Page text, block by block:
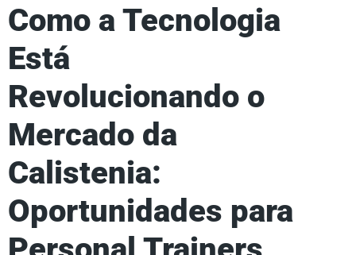
Como a Tecnologia
Está
Revolucionando o
Mercado da
Calistenia:
Oportunidades para